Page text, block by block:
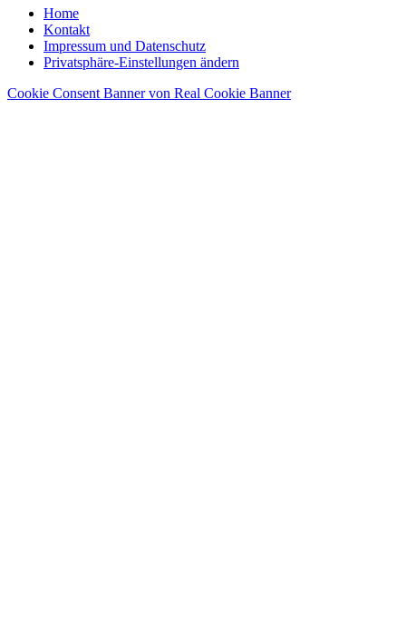
Home
Kontakt
Impressum und Datenschutz
Privatsphäre-Einstellungen ändern
Cookie Consent Banner von Real Cookie Banner